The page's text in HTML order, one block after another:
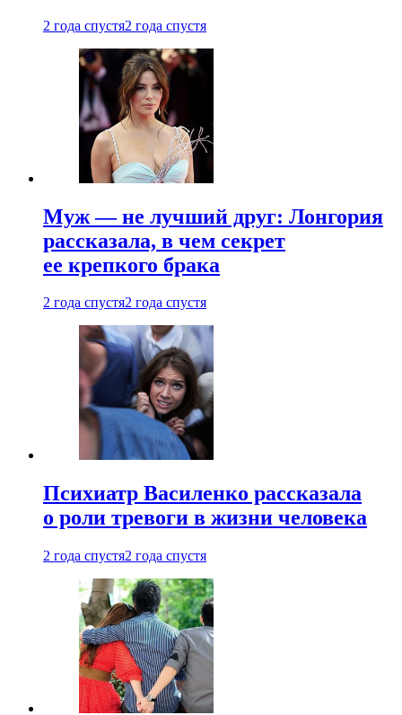
2 года спустя2 года спустя
Муж — не лучший друг: Лонгория
рассказала, в чем секрет
ее крепкого брака
2 года спустя2 года спустя
Психиатр Василенко рассказала
о роли тревоги в жизни человека
2 года спустя2 года спустя